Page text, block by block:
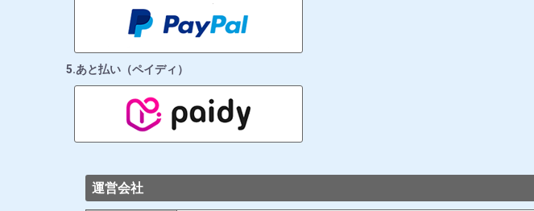
5.あと払い（ペイディ）
運営会社